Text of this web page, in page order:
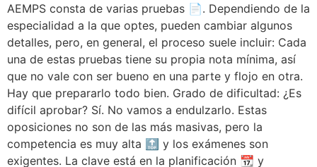
AEMPS consta de varias pruebas 📄. Dependiendo de la
especialidad a la que optes, pueden cambiar algunos
detalles, pero, en general, el proceso suele incluir: Cada
una de estas pruebas tiene su propia nota mínima, así
que no vale con ser bueno en una parte y flojo en otra.
Hay que prepararlo todo bien. Grado de dificultad: ¿Es
difícil aprobar? Sí. No vamos a endulzarlo. Estas
oposiciones no son de las más masivas, pero la
competencia es muy alta 🔝 y los exámenes son
exigentes. La clave está en la planificación 📆 y